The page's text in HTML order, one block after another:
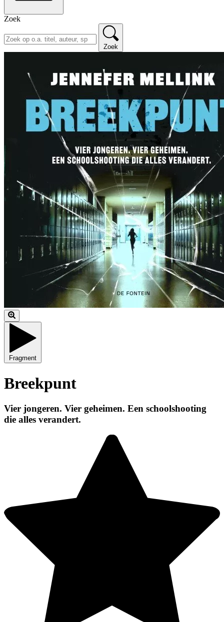
Zoek
Zoek
Fragment
Breekpunt
Vier jongeren. Vier geheimen. Een schoolshooting
die alles verandert.